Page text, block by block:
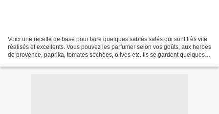
Voici une recette de base pour faire quelques sablés salés qui sont très vite
réalisés et excellents. Vous pouvez les parfumer selon vos goûts, aux herbes
de provence, paprika, tomates séchées, olives etc. Ils se gardent quelques